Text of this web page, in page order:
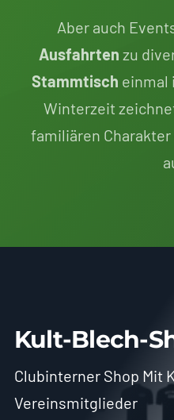
Aber auch
Ausfahrten zu
Stammtisch einmal
Winterzeit
familiären Charakter
Kult-Blech-
Clubinterner Shop Mit
Vereinsmitglieder